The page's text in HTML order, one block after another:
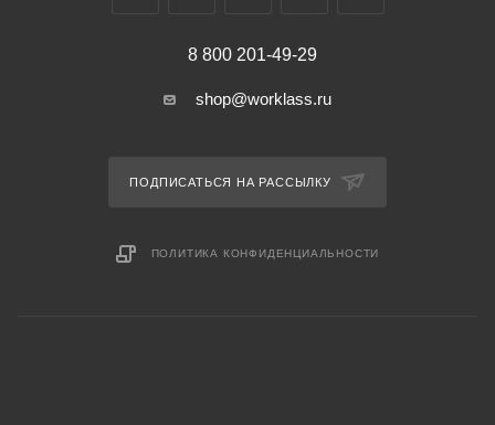
8 800 201-49-29
shop@worklass.ru
ПОДПИСАТЬСЯ НА РАССЫЛКУ
ПОЛИТИКА КОНФИДЕНЦИАЛЬНОСТИ